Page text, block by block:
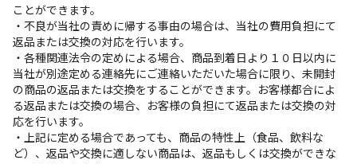
ことができます。
・不良が当社の責めに帰する事由の場合は、当社の費用負担にて
返品または交換の対応を行います。
・各種関連法令の定めによる場合、商品到着日より１０日以内に
当社が別途定める連絡先にご連絡いただいた場合に限り、未開封
の商品の返品または交換をすることができます。お客様都合によ
る返品または交換の場合、お客様の負担にて返品または交換の対
応を行います。
・上記に定める場合であっても、商品の特性上（食品、飲料な
ど）、返品や交換に適しない商品は、返品もしくは交換ができな